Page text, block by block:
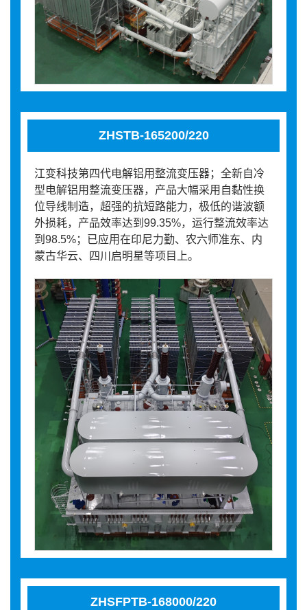
ZHSTB-165200/220
江变科技第四代电解铝用整流变压器；全新自冷
型电解铝用整流变压器，产品大幅采用自黏性换
位导线制造，超强的抗短路能力，极低的谐波额
外损耗，产品效率达到99.35%，运行整流效率达
到98.5%；已应用在印尼力勤、农六师准东、内
蒙古华云、四川启明星等项目上。
ZHSFPTB-168000/220